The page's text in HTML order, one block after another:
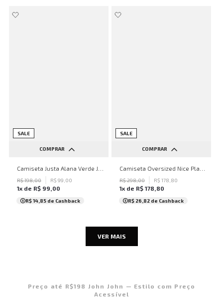
SALE
COMPRAR
PP P
R$198,00 R$ 99 00
1x de R$ 99,00
R$ 14,85 de Cashback
SALE
COMPRAR
PP M
R$298,00 R$ 178 80
1x de R$ 178,80
R$ 26,82 de Cashback
VER MAIS
Preço até R$198 John John — Estilo com Preço
Acessível